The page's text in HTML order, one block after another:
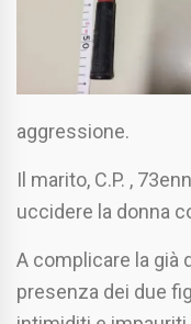
aggressione.
Il marito, C.P. ,
uccidere la donna
A complicare la già
presenza dei due